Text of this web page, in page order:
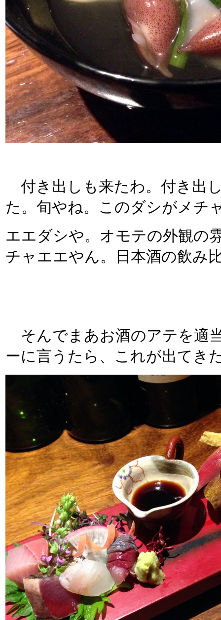
付き出しも来たわ。付き出
た。旬やね。このダシがメチ
エエダシや。オモテの外観の
チャエエやん。日本酒の飲み
そんでまあお酒のアテを適
ーに言うたら、これが出てき